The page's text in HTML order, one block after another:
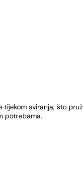
sviranja, što
potrebama.